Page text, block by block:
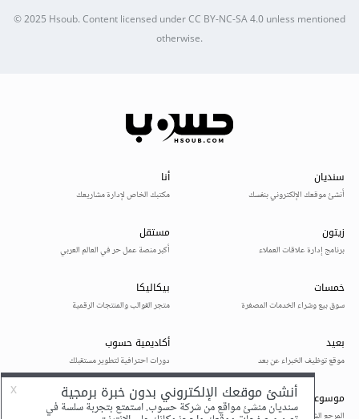
© 2025Hsoub.Content licensed underCC BY-NC-SA 4.0unless mentioned
otherwise.